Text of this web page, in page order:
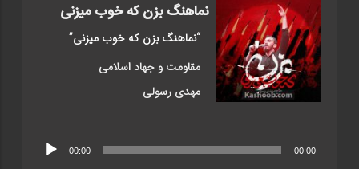
نماهنگ بزن که خوب میزنی
“نماهنگ بزن که خوب میزنی”
مقاومت و جهاد اسلامی
مهدی رسولی
صوت
00:00 00:00